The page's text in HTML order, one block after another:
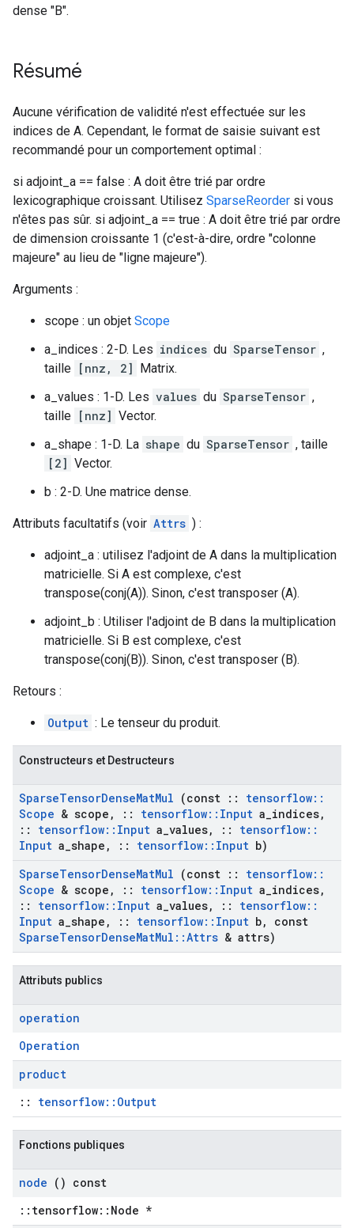
dense "B".
Résumé
Aucune vérification de validité n'est effectuée sur les
indices de A. Cependant, le format de saisie suivant est
recommandé pour un comportement optimal :
si adjoint_a == false : A doit être trié par ordre
lexicographique croissant. Utilisez SparseReorder si vous
n'êtes pas sûr. si adjoint_a == true : A doit être trié par ordre
de dimension croissante 1 (c'est-à-dire, ordre "colonne
majeure" au lieu de "ligne majeure").
Arguments :
scope : un objet Scope
a_indices : 2-D. Les indices du SparseTensor ,
taille [nnz, 2] Matrix.
a_values : 1-D. Les values du SparseTensor ,
taille [nnz] Vector.
a_shape : 1-D. La shape du SparseTensor , taille
[2] Vector.
b : 2-D. Une matrice dense.
Attributs facultatifs (voir Attrs ) :
adjoint_a : utilisez l'adjoint de A dans la multiplication
matricielle. Si A est complexe, c'est
transpose(conj(A)). Sinon, c'est transposer (A).
adjoint_b : Utiliser l'adjoint de B dans la multiplication
matricielle. Si B est complexe, c'est
transpose(conj(B)). Sinon, c'est transposer (B).
Retours :
Output : Le tenseur du produit.
Constructeurs et Destructeurs
SparseTensorDenseMatMul (const :: tensorflow::
Scope & scope , :: tensorflow:: Input a indices,
::
tensorflow:: Input a values, :: tensorflow::
Input a shape , :: tensorflow:: Input b)
SparseTensorDenseMatMul (const :: tensorflow::
Scope & scope , :: tensorflow:: Input a indices,
::
tensorflow:: Input a values, :: tensorflow::
Input a shape , :: tensorflow:: Input b,
const
SparseTensorDenseMatMul ::Attrs & attrs)
Attributs publics
operation
Operation
product
:: tensorflow::Output
Fonctions publiques
node () const
::tensorflow::Node *